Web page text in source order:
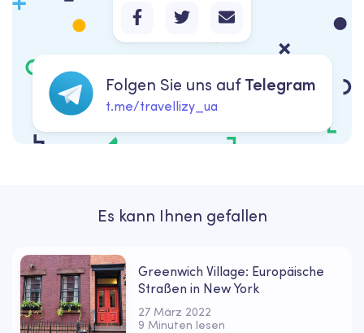
Folgen Sie uns aufTelegram
t.me/travellizy_ua
Es kann Ihnen gefallen
Greenwich Village: Europäische
Straßen in New York
27 März 2022
9 Minuten lesen